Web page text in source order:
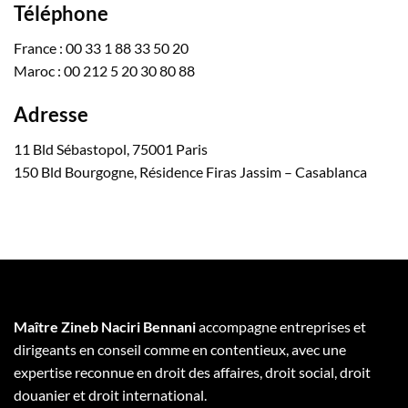
Téléphone
France : 00 33 1 88 33 50 20
Maroc : 00 212 5 20 30 80 88
Adresse
11 Bld Sébastopol, 75001 Paris
150 Bld Bourgogne, Résidence Firas Jassim – Casablanca
Maître Zineb Naciri Bennaniaccompagne entreprises et
dirigeants en conseil comme en contentieux, avec une
expertise reconnue en droit des affaires, droit social, droit
douanier et droit international.